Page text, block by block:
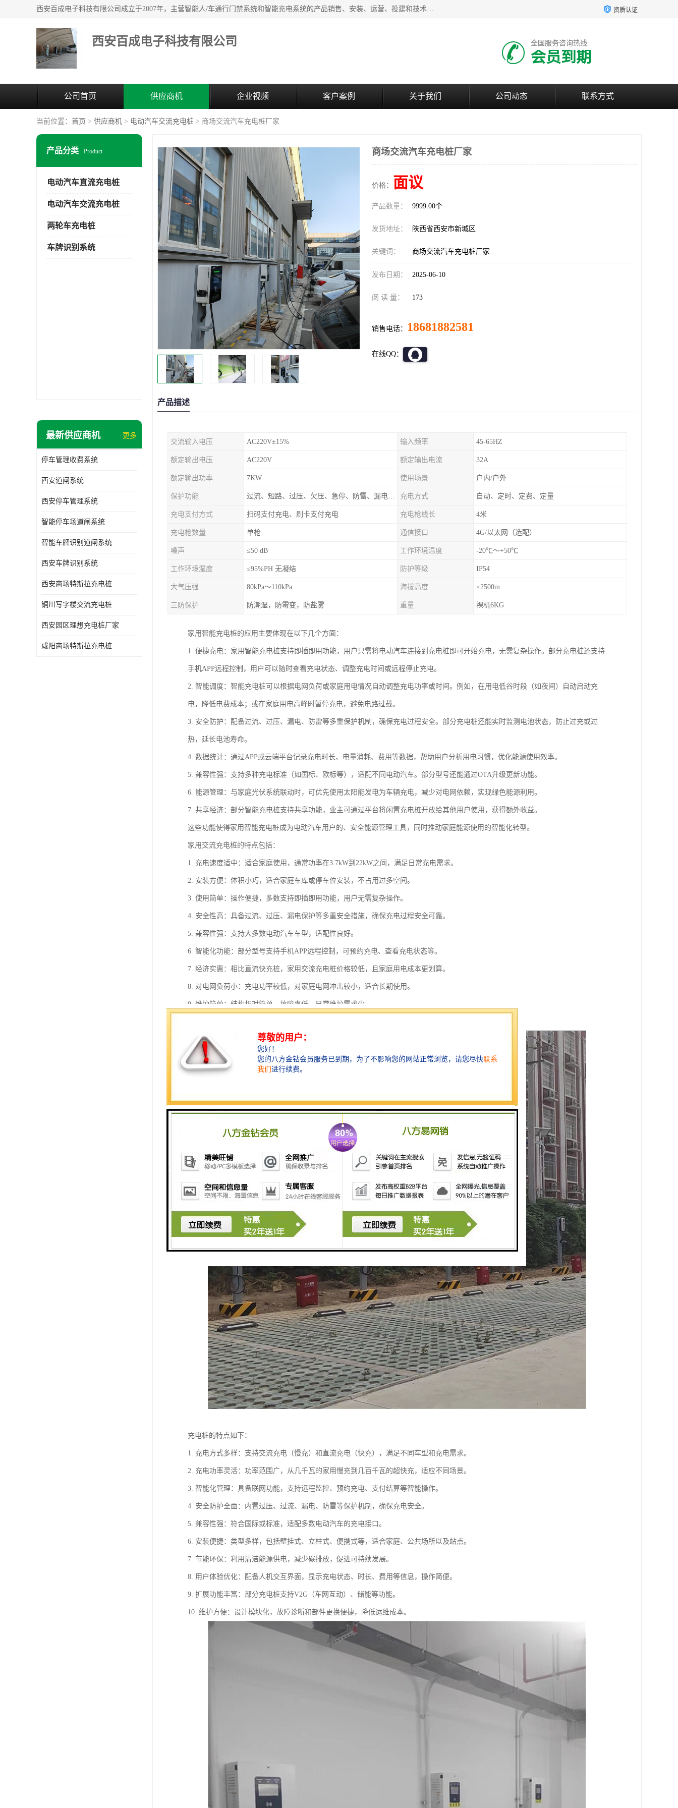
西安百成电子科技有限公司成立于2007年，主营智能人/车通行门禁系统和智能充电系统的产品销售、安装、运营、投建和技术服务为一体的高/新/技/术企业；主要产品有：智能停车场管理系统、车牌识别、汽车充电桩、两轮充电桩、道闸系统、门禁系统、人脸识别、通道闸、门禁管理系统、人行通道管理、车辆通行管理等。 资质认证
西安百成电子科技有限公司 全国服务咨询热线:
会员到期
公司首页 供应商机 企业视频 客户案例 关于我们 公司动态 联系方式
当前位置： 首页 > 供应商机 > 电动汽车交流充电桩 > 商场交流汽车充电桩厂家
产品分类 Product
电动汽车直流充电桩
电动汽车交流充电桩
两轮车充电桩
车牌识别系统
最新供应商机 更多
停车管理收费系统
西安道闸系统
西安停车管理系统
智能停车场道闸系统
智能车牌识别道闸系统
西安车牌识别系统
西安商场特斯拉充电桩
铜川写字楼交流充电桩
西安园区理想充电桩厂家
咸阳商场特斯拉充电桩
商场交流汽车充电桩厂家
价格： 面议
产品数量： 9999.00个
发货地址： 陕西省西安市新城区
关键词： 商场交流汽车充电桩厂家
发布日期： 2025-06-10
阅 读 量： 173
销售电话： 18681882581
在线QQ：
产品描述
交流输入电压 AC220V±15% 输入频率 45-65HZ
额定输出电压 AC220V 额定输出电流 32A
额定输出功率 7KW 使用场景 户内/户外
保护功能 过流、短路、过压、欠压、急停、防雷、漏电保护 充电方式 自动、定时、定费、定量
充电支付方式 扫码支付充电、刷卡支付充电 充电枪线长 4米
充电枪数量 单枪 通信接口 4G/以太网（选配）
噪声 ≤50 dB 工作环境温度 -20℃～+50℃
工作环境湿度 ≤95%PH 无凝结 防护等级 IP54
大气压强 80kPa～110kPa 海拔高度 ≤2500m
三防保护 防潮湿，防霉变，防盐雾 重量 裸机6KG
家用智能充电桩的应用主要体现在以下几个方面：
1. 便捷充电：家用智能充电桩支持即插即用功能，用户只需将电动汽车连接到充电桩即可开始充电，无需复杂操作。部分充电桩还支持
手机APP远程控制，用户可以随时查看充电状态、调整充电时间或远程停止充电。
2. 智能调度：智能充电桩可以根据电网负荷或家庭用电情况自动调整充电功率或时间。例如，在用电低谷时段（如夜间）自动启动充
电，降低电费成本；或在家庭用电高峰时暂停充电，避免电路过载。
3. 安全防护：配备过流、过压、漏电、防雷等多重保护机制，确保充电过程安全。部分充电桩还能实时监测电池状态，防止过充或过
热，延长电池寿命。
4. 数据统计：通过APP或云端平台记录充电时长、电量消耗、费用等数据，帮助用户分析用电习惯，优化能源使用效率。
5. 兼容性强：支持多种充电标准（如国标、欧标等），适配不同电动汽车。部分型号还能通过OTA升级更新功能。
6. 能源管理：与家庭光伏系统联动时，可优先使用太阳能发电为车辆充电，减少对电网依赖，实现绿色能源利用。
7. 共享经济：部分智能充电桩支持共享功能，业主可通过平台将闲置充电桩开放给其他用户使用，获得额外收益。
这些功能使得家用智能充电桩成为电动汽车用户的、安全能源管理工具，同时推动家庭能源使用的智能化转型。
家用交流充电桩的特点包括：
1. 充电速度适中：适合家庭使用，通常功率在3.7kW到22kW之间，满足日常充电需求。
2. 安装方便：体积小巧，适合家庭车库或停车位安装，不占用过多空间。
3. 使用简单：操作便捷，多数支持即插即用功能，用户无需复杂操作。
4. 安全性高：具备过流、过压、漏电保护等多重安全措施，确保充电过程安全可靠。
5. 兼容性强：支持大多数电动汽车车型，适配性良好。
6. 智能化功能：部分型号支持手机APP远程控制，可预约充电、查看充电状态等。
7. 经济实惠：相比直流快充桩，家用交流充电桩价格较低，且家庭用电成本更划算。
8. 对电网负荷小：充电功率较低，对家庭电网冲击较小，适合长期使用。
9. 维护简单：结构相对简单，故障率低，日常维护需求少。
充电桩的特点如下：
1. 充电方式多样：支持交流充电（慢充）和直流充电（快充），满足不同车型和充电需求。
2. 充电功率灵活：功率范围广，从几千瓦的家用慢充到几百千瓦的超快充，适应不同场景。
3. 智能化管理：具备联网功能，支持远程监控、预约充电、支付结算等智能操作。
4. 安全防护全面：内置过压、过流、漏电、防雷等保护机制，确保充电安全。
5. 兼容性强：符合国际或标准，适配多数电动汽车的充电接口。
6. 安装便捷：类型多样，包括壁挂式、立柱式、便携式等，适合家庭、公共场所以及站点。
7. 节能环保：利用清洁能源供电，减少碳排放，促进可持续发展。
8. 用户体验优化：配备人机交互界面，显示充电状态、时长、费用等信息，操作简便。
9. 扩展功能丰富：部分充电桩支持V2G（车网互动）、储能等功能。
10. 维护方便：设计模块化，故障诊断和部件更换便捷，降低运维成本。